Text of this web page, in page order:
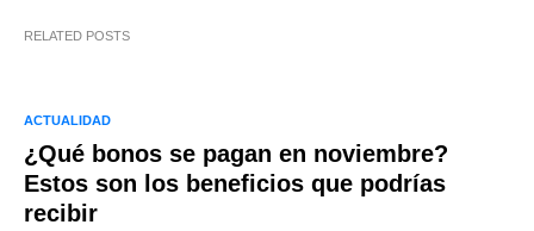
RELATED POSTS
ACTUALIDAD
¿Qué bonos se pagan en noviembre?
Estos son los beneficios que podrías
recibir